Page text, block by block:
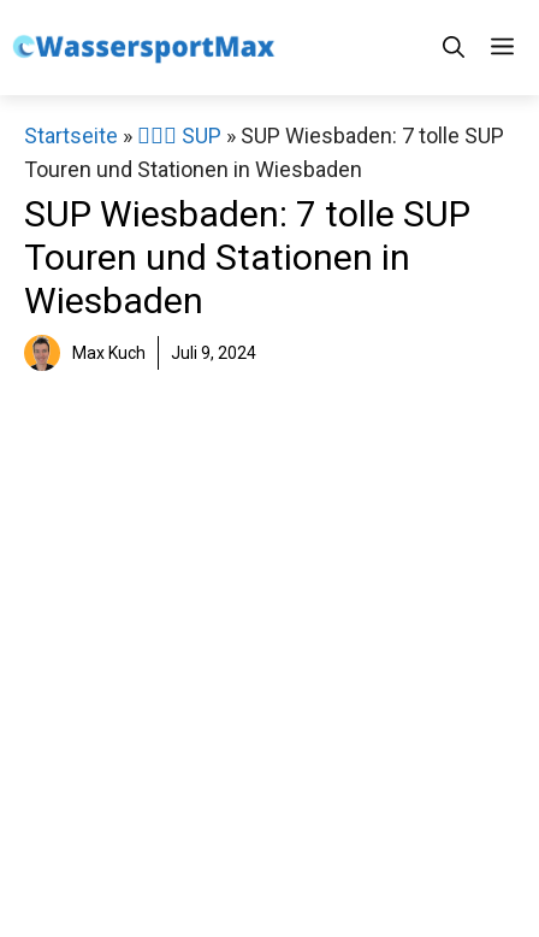
Inhalt
Startseite » 🏄‍♀️🛶 SUP » SUP Wiesbaden: 7 tolle SUP
Touren und Stationen in Wiesbaden
SUP Wiesbaden: 7 tolle SUP
Touren und Stationen in
Wiesbaden
Max Kuch Juli 9, 2024